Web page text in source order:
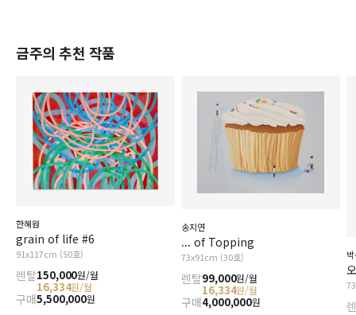
금주의 추천 작품
한혜원
grain of life #6
91x117cm (50호)
렌탈150,000원/월
16,334원/월
구매5,500,000원
송지연
... of Topping
73x91cm (30호)
렌탈99,000원/월
16,334원/월
구매4,000,000원